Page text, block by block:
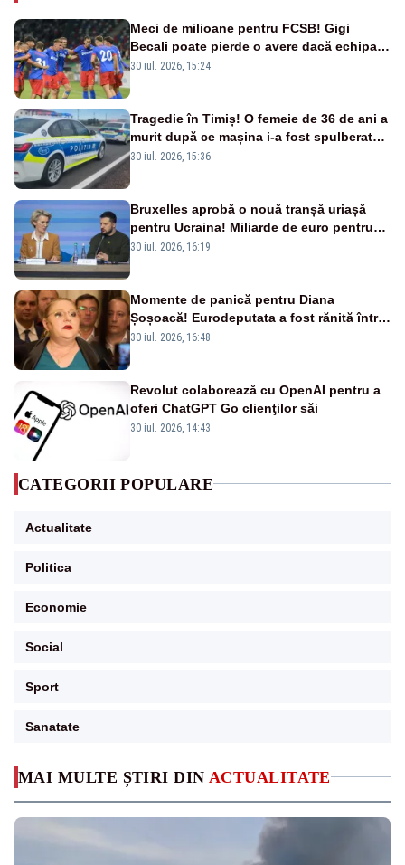
MAI MULTE ȘTIRI DIN ACTUALITATE
Meci de milioane pentru FCSB! Gigi
Becali poate pierde o avere dacă echipa
este eliminată de FK Auda
30 iul. 2026, 15:24
Tragedie în Timiș! O femeie de 36 de ani a
murit după ce mașina i-a fost spulberată
de tren
30 iul. 2026, 15:36
Bruxelles aprobă o nouă tranșă uriașă
pentru Ucraina! Miliarde de euro pentru
armament și apărare
30 iul. 2026, 16:19
Momente de panică pentru Diana
Șoșoacă! Eurodeputata a fost rănită într-
un accident rutier
30 iul. 2026, 16:48
Revolut colaborează cu OpenAI pentru a
oferi ChatGPT Go clienţilor săi
30 iul. 2026, 14:43
CATEGORII POPULARE
Actualitate
Politica
Economie
Social
Sport
Sanatate